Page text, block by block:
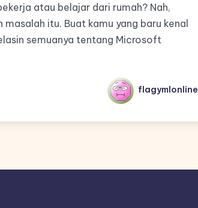
atau belajar dari rumah? Nah,
itu. Buat kamu yang baru kenal
semuanya tentang Microsoft
flagymlonline